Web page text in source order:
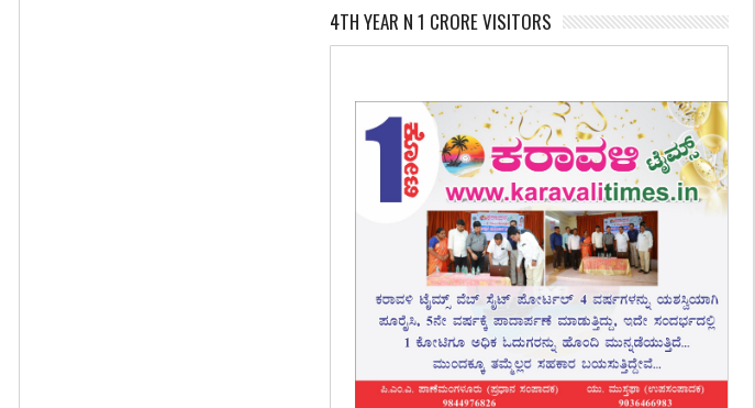
4TH YEAR N 1 CRORE VISITORS